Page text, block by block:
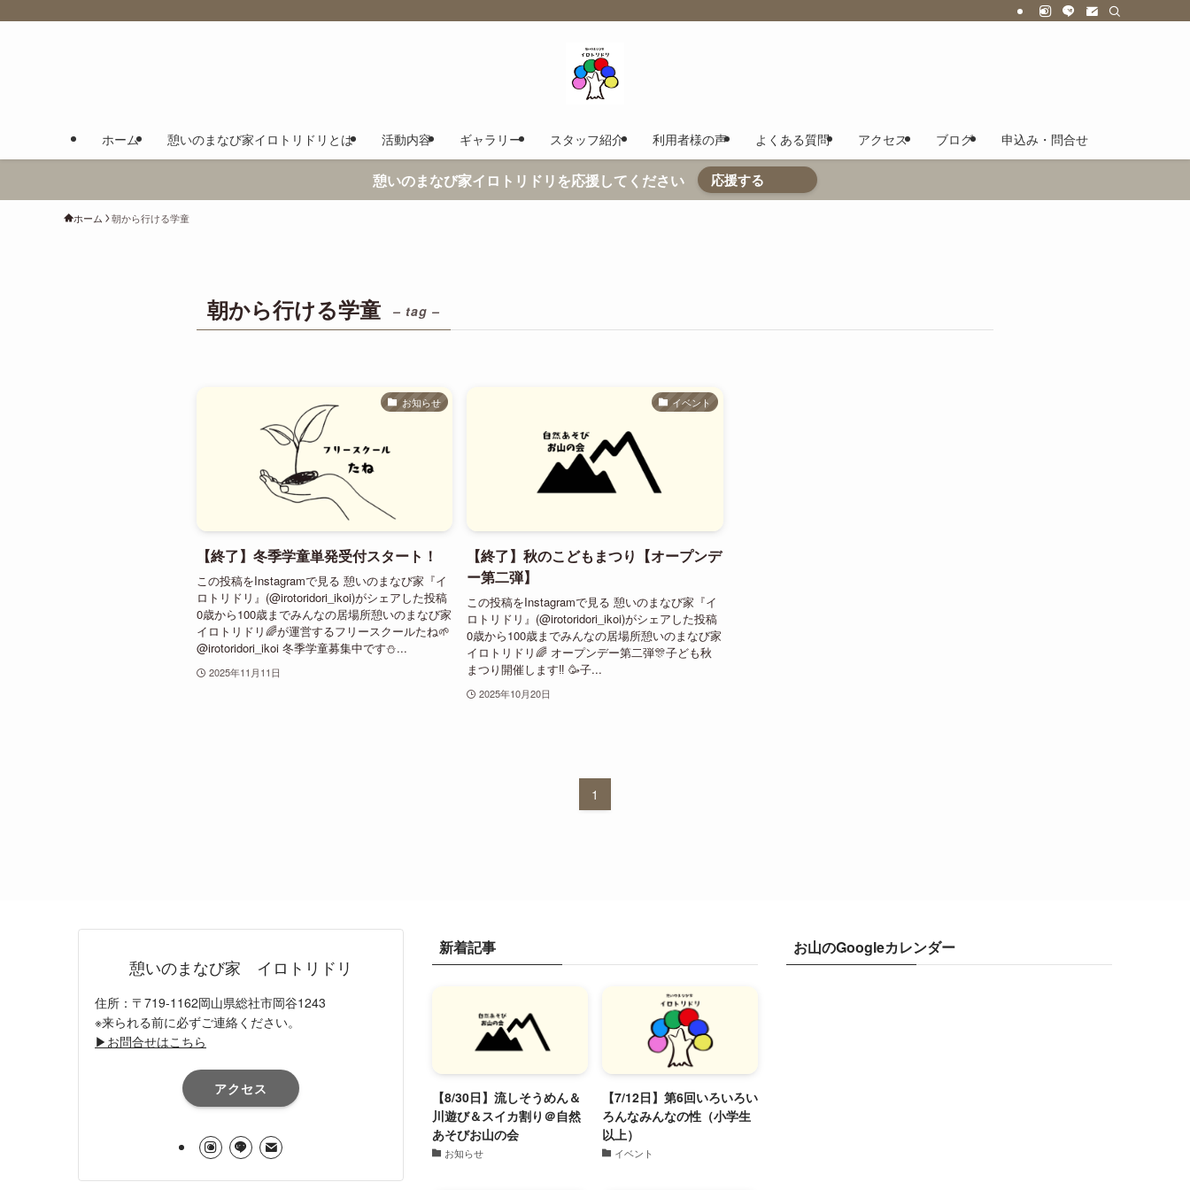
ホーム 憩いのまなび家イロトリドリとは 活動内容 ギャラリー スタッフ紹介 利用者様の声 よくある質問 アクセス ブログ 申込み・問合せ
憩いのまなび家イロトリドリを応援してください 応援する
ホーム 朝から行ける学童
朝から行ける学童 – tag –
お知らせ
【終了】冬季学童単発受付スタート！
この投稿をInstagramで見る 憩いのまなび家『イ
ロトリドリ』(@irotoridori_ikoi)がシェアした投稿
0歳から100歳までみんなの居場所憩いのまなび家
イロトリドリ🌈が運営するフリースクールたね🌱
@irotoridori_ikoi 冬季学童募集中です⛄...
2025年11月11日
イベント
【終了】秋のこどもまつり【オープンデ
ー第二弾】
この投稿をInstagramで見る 憩いのまなび家『イ
ロトリドリ』(@irotoridori_ikoi)がシェアした投稿
0歳から100歳までみんなの居場所憩いのまなび家
イロトリドリ🌈 オープンデー第二弾🎊子ども秋
まつり開催します‼️ 🥳子...
2025年10月20日
1
憩いのまなび家 イロトリドリ
住所：〒719-1162岡山県総社市岡谷1243
※来られる前に必ずご連絡ください。
▶お問合せはこちら
アクセス
新着記事
【8/30日】流しそうめん＆
川遊び＆スイカ割り＠自然
あそびお山の会
お知らせ
【7/12日】第6回いろいろい
ろんなみんなの性（小学生
以上）
イベント
お山のGoogleカレンダー